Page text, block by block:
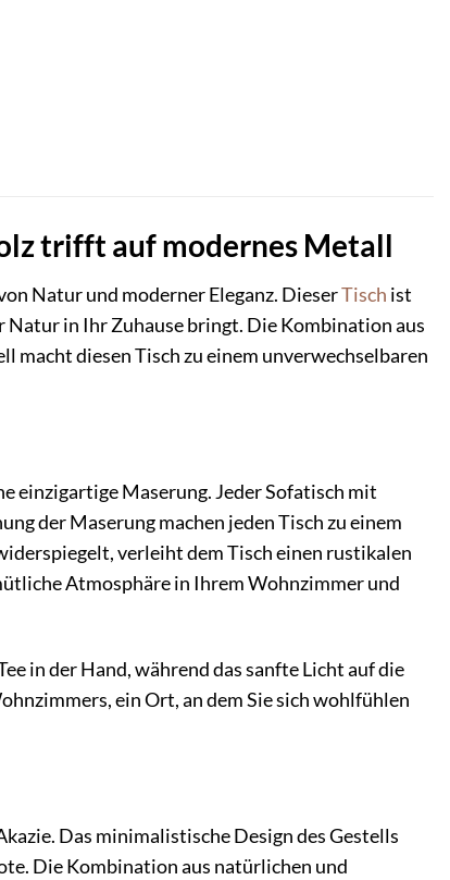
trifft auf modernes Metall
Natur und moderner Eleganz. DieserTisch ist
Natur in Ihr Zuhause bringt. Die Kombination aus
diesen Tisch zu einem unverwechselbaren
einzigartige Maserung. Jeder Sofatisch mit
der Maserung machen jeden Tisch zu einem
verleiht dem Tisch einen rustikalen
Atmosphäre in Ihrem Wohnzimmer und
in der Hand, während das sanfte Licht auf die
ein Ort, an dem Sie sich wohlfühlen
Das minimalistische Design des Gestells
Die Kombination aus natürlichen und